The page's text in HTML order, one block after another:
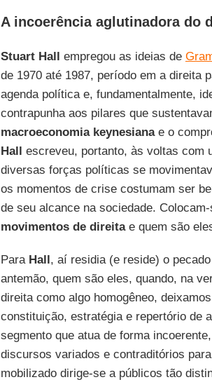
A incoerência aglutinadora do
Stuart Hall empregou as ideias de
de 1970 até 1987, período em a direita
agenda política e, fundamentalmente,
contrapunha aos pilares que
macroeconomia keynesianae o
Hall escreveu, portanto, às voltas com
diversas forças políticas se
os momentos de crise costumam ser
de seu alcance na sociedade.
movimentos de direitae quem são
Para Hall, aí residia (e reside) o
antemão, quem são eles, quando, na
direita como algo homogêneo,
constituição, estratégia e repertório de
segmento que atua de forma
discursos variados e contraditórios
mobilizado dirige-se a públicos tão